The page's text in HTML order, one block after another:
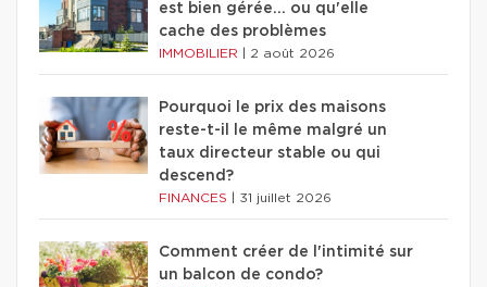
est bien gérée… ou qu'elle
cache des problèmes
IMMOBILIER 2 août 2026
Pourquoi le prix des maisons
reste-t-il le même malgré un
taux directeur stable ou qui
descend?
FINANCES 31 juillet 2026
Comment créer de l'intimité sur
un balcon de condo?